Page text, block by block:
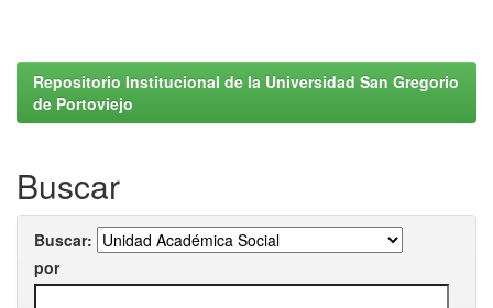
Repositorio Institucional de la Universidad San Gregorio
de Portoviejo
Buscar
Buscar:
por